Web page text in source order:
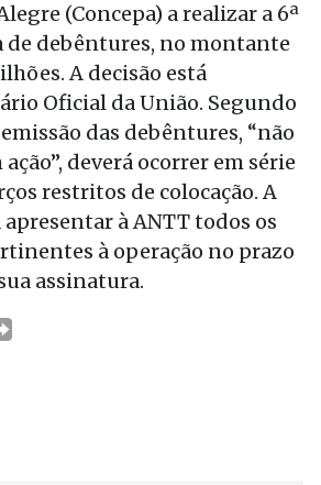
(Concepa) a realizar a 6ª
de debêntures, no montante
A decisão está
Oficial da União. Segundo
das debêntures, “não
deverá ocorrer em série
restritos de colocação. A
à ANTT todos os
à operação no prazo
assinatura.